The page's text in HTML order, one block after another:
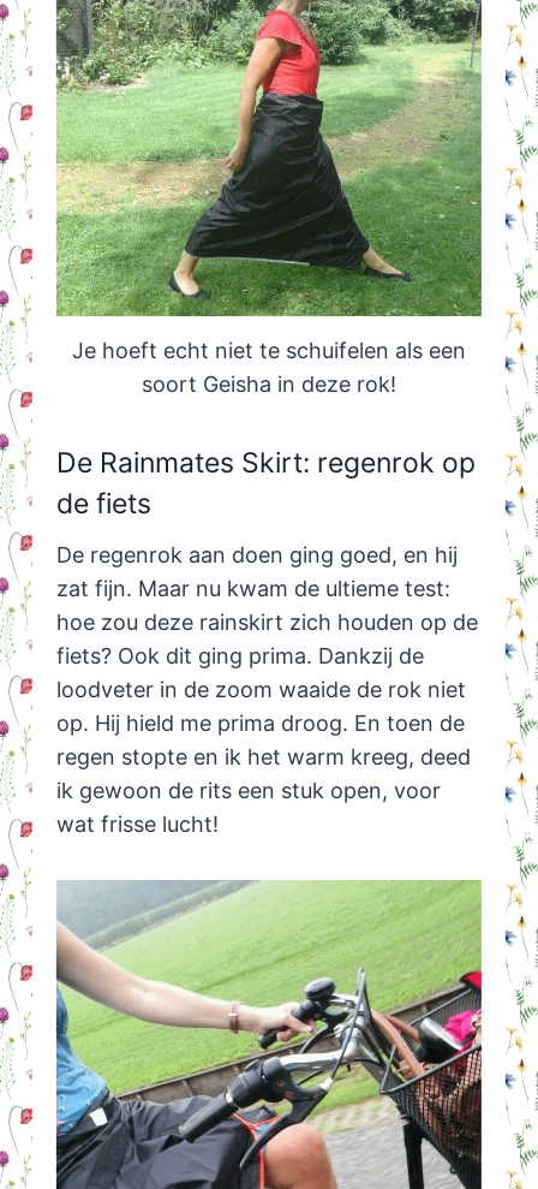
Je hoeft echt niet te schuifelen als een
soort Geisha in deze rok!
De Rainmates Skirt: regenrok op
de fiets
De regenrok aan doen ging goed, en hij
zat fijn. Maar nu kwam de ultieme test:
hoe zou deze rainskirt zich houden op de
fiets? Ook dit ging prima. Dankzij de
loodveter in de zoom waaide de rok niet
op. Hij hield me prima droog. En toen de
regen stopte en ik het warm kreeg, deed
ik gewoon de rits een stuk open, voor
wat frisse lucht!